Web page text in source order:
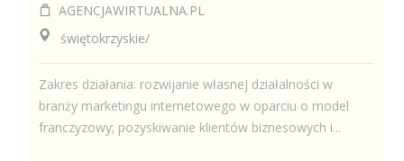
AGENCJAWIRTUALNA.PL
świętokrzyskie/
Zakres działania: rozwijanie własnej działalności w
branży marketingu internetowego w oparciu o model
franczyzowy; pozyskiwanie klientów biznesowych i...